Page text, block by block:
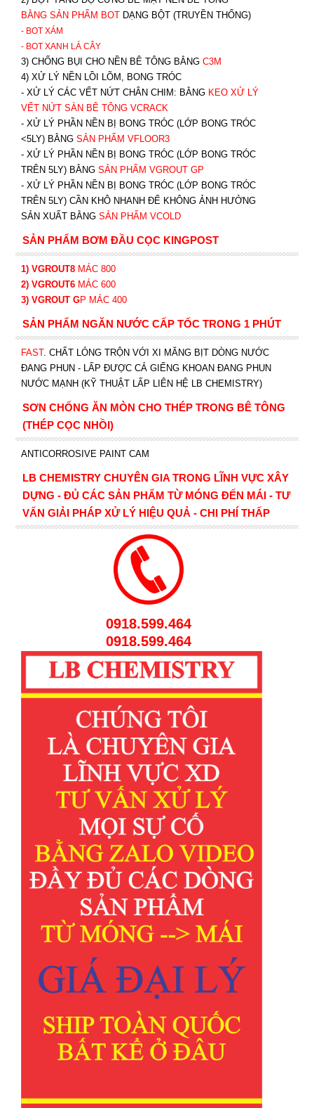
BẰNG SẢN PHẨM BOTDẠNG BỘT (TRUYỀN THỐNG)
- BOT XÁM
- BOT XANH LÁ CÂY
3) CHỐNG BỤI CHO NỀN BÊ TÔNG BẰNG C3M
4) XỬ LÝ NỀN LỒI LÕM, BONG TRÓC
- XỬ LÝ CÁC VẾT NỨT CHÂN CHIM: BẰNG KEO XỬ LÝ
VẾT NỨT SÀN BÊ TÔNG VCRACK
- XỬ LÝ PHẦN NỀN BỊ BONG TRÓC (LỚP BONG TRÓC
<5LY) BẰNG SẢN PHẨM VFLOOR3
- XỬ LÝ PHẦN NỀN BỊ BONG TRÓC (LỚP BONG TRÓC
TRÊN 5LY) BẰNG SẢN PHẨM VGROUT GP
- XỬ LÝ PHẦN NỀN BỊ BONG TRÓC (LỚP BONG TRÓC
TRÊN 5LY) CẦN KHÔ NHANH ĐỂ KHÔNG ẢNH HƯỞNG
SẢN XUẤT BẰNG SẢN PHẨM VCOLD
SẢN PHẨM BƠM ĐẦU CỌC KINGPOST
1) VGROUT8 MÁC 800
2) VGROUT6MÁC 600
3) VGROUT GP MÁC 400
SẢN PHẨM NGĂN NƯỚC CẤP TỐC TRONG 1 PHÚT
FAST. CHẤT LỎNG TRỘN VỚI XI MĂNG BỊT DÒNG NƯỚC
ĐANG PHUN - LẤP ĐƯỢC CẢ GIẾNG KHOAN ĐANG PHUN
NƯỚC MẠNH (KỸ THUẬT LẤP LIÊN HỆ LB CHEMISTRY)
SƠN CHỐNG ĂN MÒN CHO THÉP TRONG BÊ TÔNG
(THÉP CỌC NHỒI)
ANTICORROSIVE PAINT CAM
LB CHEMISTRY CHUYÊN GIA TRONG LĨNH VỰC XÂY
DỰNG - ĐỦ CÁC SẢN PHẨM TỪ MÓNG ĐẾN MÁI - TƯ
VẤN GIẢI PHÁP XỬ LÝ HIỆU QUẢ - CHI PHÍ THẤP
0918.599.464
0918.599.464